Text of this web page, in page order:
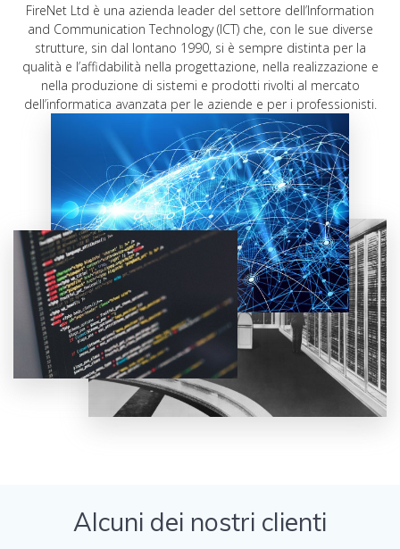
FireNet Ltd è una azienda leader del settore dell’Information
and Communication Technology (ICT) che, con le sue diverse
strutture, sin dal lontano 1990, si è sempre distinta per la
qualità e l’affidabilità nella progettazione, nella realizzazione e
nella produzione di sistemi e prodotti rivolti al mercato
dell’informatica avanzata per le aziende e per i professionisti.
Alcuni dei nostri clienti